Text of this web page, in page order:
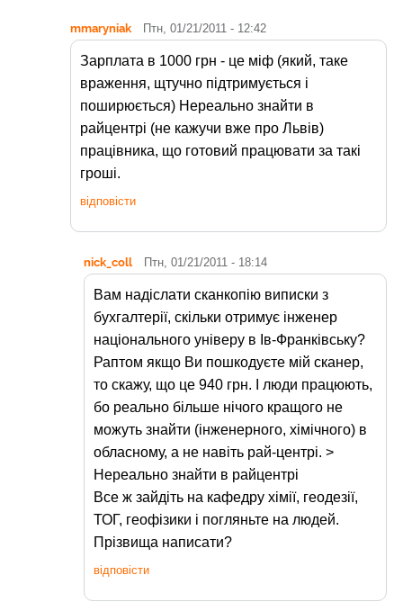
mmaryniak Птн, 01/21/2011 - 12:42
Зарплата в 1000 грн - це міф (який, таке
враження, щтучно підтримується і
поширюється) Нереально знайти в
райцентрі (не кажучи вже про Львів)
працівника, що готовий працювати за такі
гроші.
відповісти
nick_coll Птн, 01/21/2011 - 18:14
Вам надіслати сканкопію виписки з
бухгалтерії, скільки отримує інженер
національного універу в Ів-Франківську?
Раптом якщо Ви пошкодуєте мій сканер,
то скажу, що це 940 грн. І люди працюють,
бо реально більше нічого кращого не
можуть знайти (інженерного, хімічного) в
обласному, а не навіть рай-центрі. >
Нереально знайти в райцентрі
Все ж зайдіть на кафедру хімії, геодезії,
ТОГ, геофізики і погляньте на людей.
Прізвища написати?
відповісти